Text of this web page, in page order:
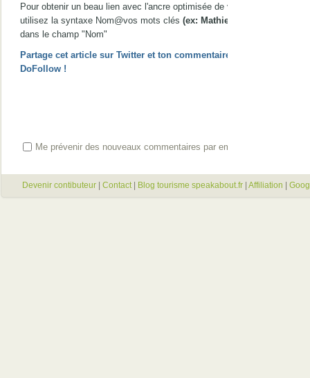
Pour obtenir un beau lien avec l'ancre optimisée de votre choix,
utilisez la syntaxe Nom@vos mots clés (ex: Mathieu@gîte Nice)
dans le champ "Nom"
Partage cet article sur Twitter et ton commentaire passera en
DoFollow !
Me prévenir des nouveaux commentaires par email
Devenir contibuteur | Contact | Blog tourisme speakabout.fr | Affiliation |